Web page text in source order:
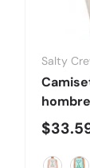
Salty